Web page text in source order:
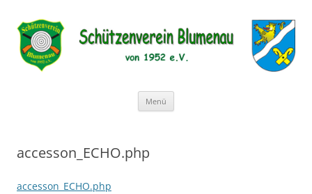
Schützenverein Blumenau von 1952
e.V.
Menü
accesson_ECHO.php
accesson_ECHO.php